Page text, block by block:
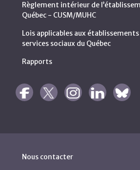
Règlement intérieur de
Québec - CUSM/MUHC
Lois applicables aux
services sociaux du Québec
Rapports
Nous contacter